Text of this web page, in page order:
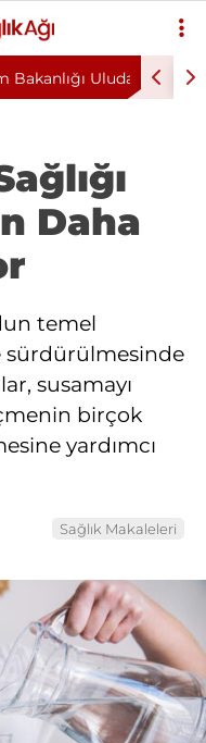
Alan Bu
Daha
temel
sürdürülmesinde
susamayı
birçok
yardımcı
Sağlık Makaleleri